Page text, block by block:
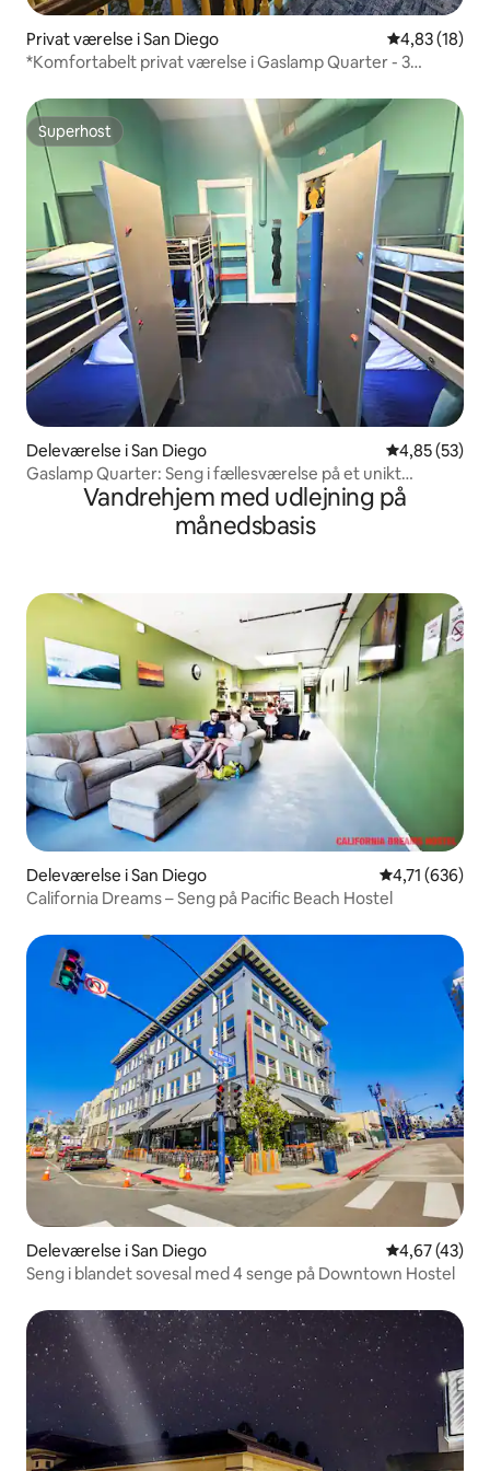
Privat værelse i San Diego 4,83 ud af 5
4,83 (18)
*Komfortabelt privat værelse i Gaslamp Quarter - 3
Superhost
Superhost
Deleværelse i San Diego 4,85 ud af 5 i
4,85 (53)
Gaslamp Quarter: Seng i fællesværelse på et unikt
vandrerhjem!Vandrehjem med udlejning på
månedsbasis
Deleværelse i San Diego 4,71 ud af 5 i
4,71 (636)
California Dreams – Seng på Pacific Beach Hostel
Deleværelse i San Diego 4,67 ud af 5 i
4,67 (43)
Seng i blandet sovesal med 4 senge på Downtown Hostel